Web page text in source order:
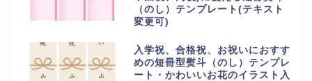
（のし）テンプレート(テキスト
変更可)
入学祝、合格祝、お祝いにおすす
めの短冊型熨斗（のし）テンプレ
ート・かわいいお花のイラスト入